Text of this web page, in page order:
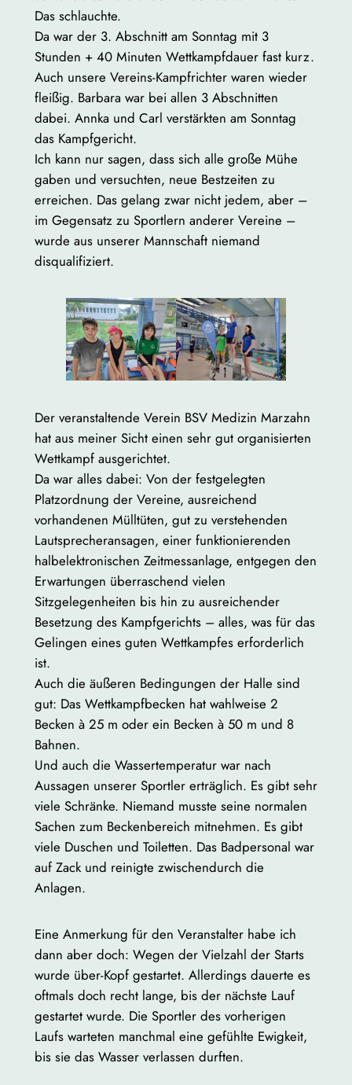
Das schlauchte.
Da war der 3. Abschnitt am Sonntag mit 3
Stunden + 40 Minuten Wettkampfdauer fast kurz.
Auch unsere Vereins-Kampfrichter waren wieder
fleißig. Barbara war bei allen 3 Abschnitten
dabei. Annka und Carl verstärkten am Sonntag
das Kampfgericht.
Ich kann nur sagen, dass sich alle große Mühe
gaben und versuchten, neue Bestzeiten zu
erreichen. Das gelang zwar nicht jedem, aber –
im Gegensatz zu Sportlern anderer Vereine –
wurde aus unserer Mannschaft niemand
disqualifiziert.
Der veranstaltende Verein BSV Medizin Marzahn
hat aus meiner Sicht einen sehr gut organisierten
Wettkampf ausgerichtet.
Da war alles dabei: Von der festgelegten
Platzordnung der Vereine, ausreichend
vorhandenen Mülltüten, gut zu verstehenden
Lautsprecheransagen, einer funktionierenden
halbelektronischen Zeitmessanlage, entgegen den
Erwartungen überraschend vielen
Sitzgelegenheiten bis hin zu ausreichender
Besetzung des Kampfgerichts – alles, was für das
Gelingen eines guten Wettkampfes erforderlich
ist.
Auch die äußeren Bedingungen der Halle sind
gut: Das Wettkampfbecken hat wahlweise 2
Becken à 25 m oder ein Becken à 50 m und 8
Bahnen.
Und auch die Wassertemperatur war nach
Aussagen unserer Sportler erträglich. Es gibt sehr
viele Schränke. Niemand musste seine normalen
Sachen zum Beckenbereich mitnehmen. Es gibt
viele Duschen und Toiletten. Das Badpersonal war
auf Zack und reinigte zwischendurch die
Anlagen.
Eine Anmerkung für den Veranstalter habe ich
dann aber doch: Wegen der Vielzahl der Starts
wurde über-Kopf gestartet. Allerdings dauerte es
oftmals doch recht lange, bis der nächste Lauf
gestartet wurde. Die Sportler des vorherigen
Laufs warteten manchmal eine gefühlte Ewigkeit,
bis sie das Wasser verlassen durften.